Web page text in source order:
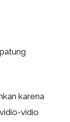
karena
vidio